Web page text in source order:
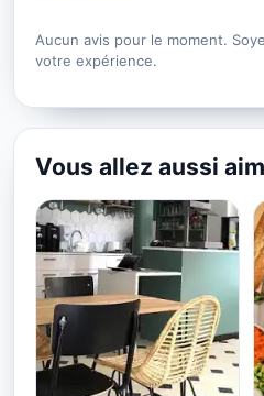
Aucun avis pour le moment.
votre expérience.
Vous allez aussi